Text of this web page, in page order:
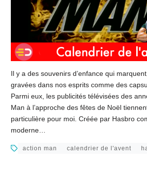
Il y a des souvenirs d’enfance qui
gravées dans nos esprits comme des
Parmi eux, les publicités télévisées des
Man à l’approche des fêtes de Noël
particulière pour moi. Créée par Hasbro
moderne…
action man calendrier de l'avent